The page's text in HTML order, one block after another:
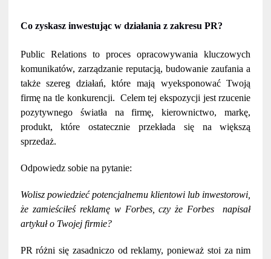
Co zyskasz inwestując w działania z zakresu PR?
Public Relations to proces opracowywania kluczowych
komunikatów, zarządzanie reputacją, budowanie zaufania a
także szereg działań, które mają wyeksponować Twoją
firmę na tle konkurencji. Celem tej ekspozycji jest rzucenie
pozytywnego światła na firmę, kierownictwo, markę,
produkt, które ostatecznie przekłada się na większą
sprzedaż.
Odpowiedz sobie na pytanie:
Wolisz powiedzieć potencjalnemu klientowi lub inwestorowi,
że zamieściłeś reklamę w Forbes, czy że Forbes napisał
artykuł o Twojej firmie?
PR różni się zasadniczo od reklamy, ponieważ stoi za nim